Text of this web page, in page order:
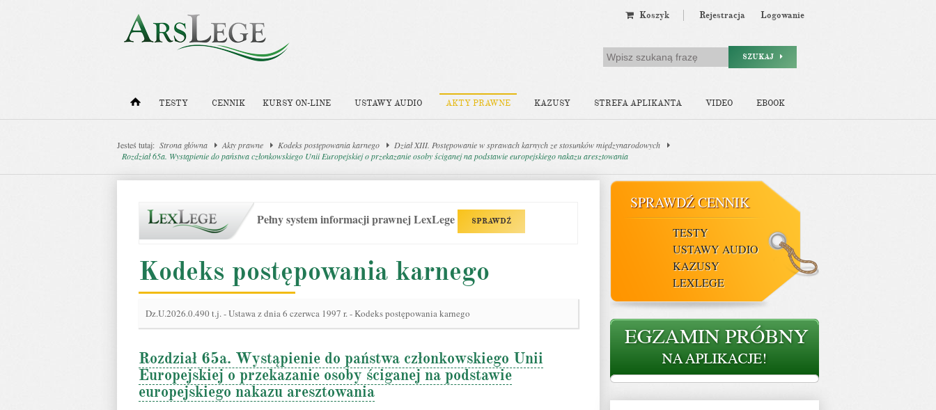
Koszyk Rejestracja Logowanie
SZUKAJ
TESTY CENNIK KURSY ON-LINE USTAWY AUDIO AKTY PRAWNE KAZUSY STREFA APLIKANTA VIDEO EBOOK
Jesteś tutaj: Strona główna Akty prawne Kodeks postępowania karnego
Dział XIII. Postępowanie w sprawach karnych ze stosunków międzynarodowych
Rozdział 65a. Wystąpienie do państwa członkowskiego Unii Europejskiej o przekazanie osoby ściganej na podstawie europejskiego nakazu aresztowania
Pełny system informacji prawnej LexLege SPRAWDŹ
Kodeks postępowania karnego
Dz.U.2026.0.490 t.j.-Ustawa z dnia 6 czerwca 1997 r. - Kodeks postępowania karnego
Rozdział 65a. Wystąpienie do państwa członkowskiego Unii
Europejskiej o przekazanie osoby ściganej na podstawie
europejskiego nakazu aresztowania
SPRAWDŹ CENNIK
TESTY
USTAWY AUDIO
KAZUSY
LEXLEGE